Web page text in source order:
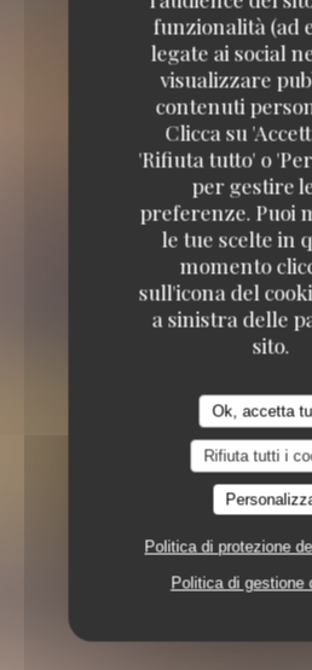
funzionalità (ad
legate ai social
visualizzare
contenuti
Clicca su
'Rifiuta tutto' o
per gestire
preferenze. Puoi
le tue scelte in
momento
sull'icona del
a sinistra delle
sito.
Ok, accetta
Rifiuta tutti i
Politica di protezione
Politica di gestione
Brasserie
BIRRERIA 1 RUE
Brasserie